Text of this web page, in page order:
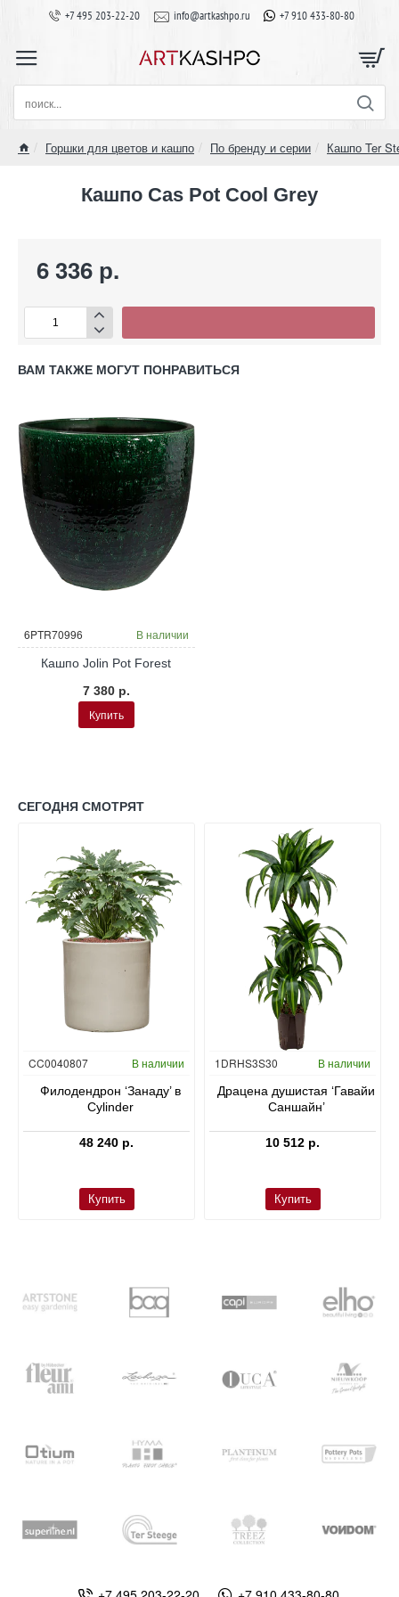
+7 495 203-22-20 info@artkashpo.ru +7 910 433-80-80
поиск...
Горшки для цветов и кашпо По бренду и серии Кашпо Ter
Кашпо Cas Pot Cool Grey
6 336 р.
ВАМ ТАКЖЕ МОГУТ ПОНРАВИТЬСЯ
6PTR70996 В наличии
Кашпо Jolin Pot Forest
7 380 р.
Купить
СЕГОДНЯ СМОТРЯТ
CC0040807 В наличии
Филодендрон ‘Занаду’ в
Cylinder
48 240 р.
Купить
Гидропоника
1DRHS3S30 В наличии
Драцена душистая ‘Гавайи
Саншайн’
10 512 р.
Купить